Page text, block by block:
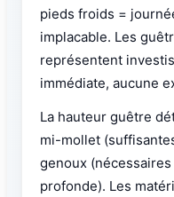
pieds froids =
implacable. Les
représentent
immédiate, aucune
La hauteur guêtre
mi-mollet
genoux
profonde). Les